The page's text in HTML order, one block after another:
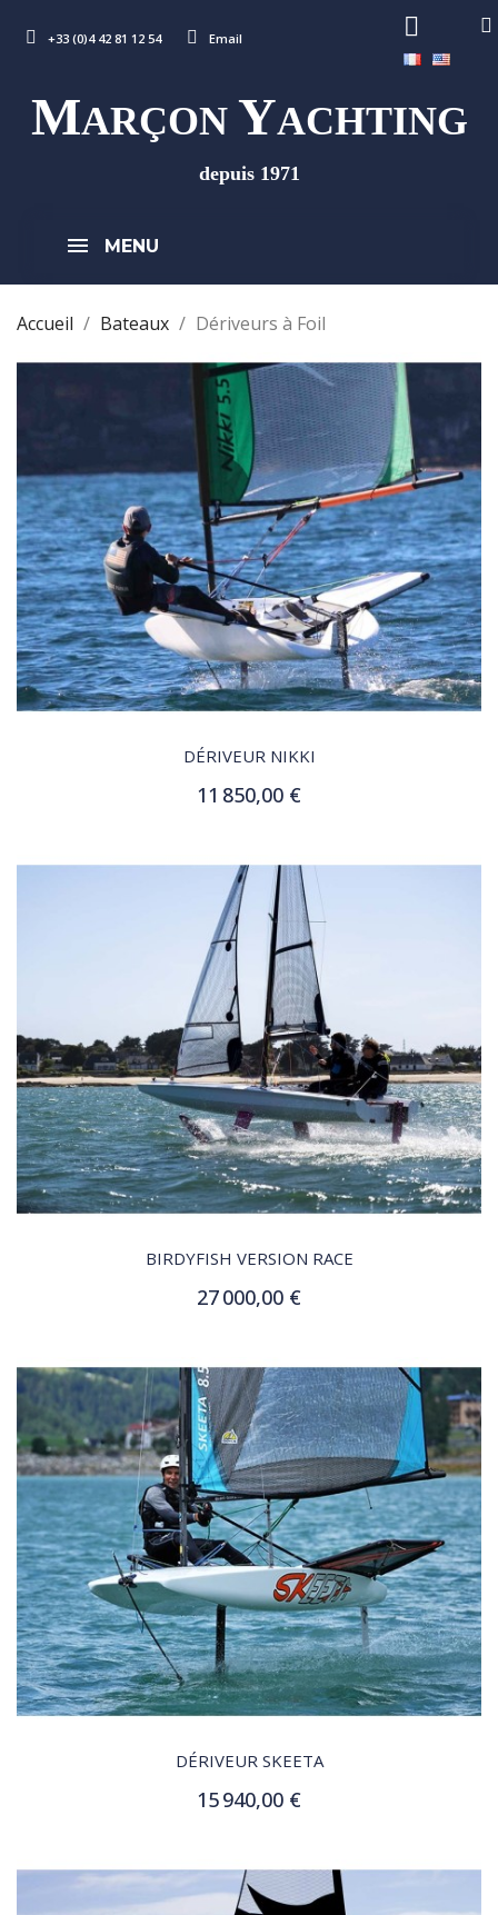
+33 (0)4 42 81 12 54 Email
MARÇON YACHTING
depuis 1971
MENU
Accueil Bateaux Dériveurs à Foil
QUICK VIEW
DÉRIVEUR NIKKI
11 850,00 €
Customize
QUICK VIEW
BIRDYFISH VERSION RACE
27 000,00 €
Ajouter au panier
QUICK VIEW
DÉRIVEUR SKEETA
15 940,00 €
Customize